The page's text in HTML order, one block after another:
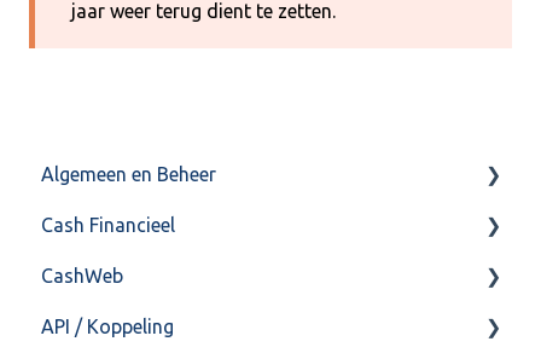
jaar weer terug dient te zetten.
Algemeen en Beheer
Bank(koppeling)
Import/Export
Postbus
Cash Financieel
Boekhoud
Fiscaal
CashWeb
CashHero Layout
API / Koppeling